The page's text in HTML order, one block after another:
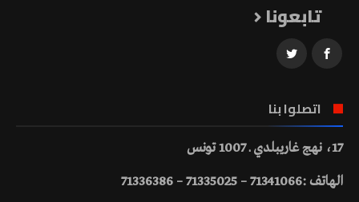
تابعونا
اتصلوا بنا
17، نهج غاريبلدي ـ 1007 تونس
الهاتف :71341066 – 71335025 – 71336386